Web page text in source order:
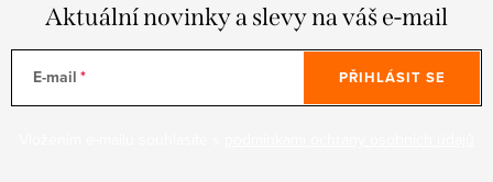
Aktuální novinky a slevy na váš e-mail
E-mail PŘIHLÁSIT SE